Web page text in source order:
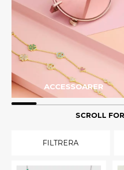
ACCESSOARER
SCROLL
FILTRERA